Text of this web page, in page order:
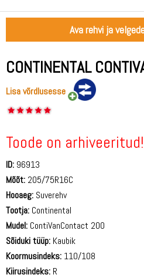
Ava rehvi ja
CONTINENTAL
Lisa võrdlusesse
Toode on arhiveeritud!
ID: 96913
Mõõt: 205/75R16C
Hooaeg: Suverehv
Tootja: Continental
Mudel: ContiVanContact 200
Sõiduki tüüp: Kaubik
Koormusindeks: 110/108
Kiirusindeks: R